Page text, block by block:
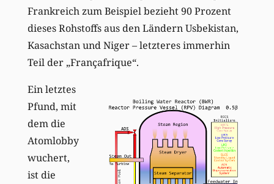
Frankreich zum Beispiel bezieht 90 Prozent
dieses Rohstoffs aus den Ländern Usbekistan,
Kasachstan und Niger – letzteres immerhin
Teil der „Françafrique“.
Ein letztes
Pfund, mit
dem die
Atomlobby
wuchert,
ist die